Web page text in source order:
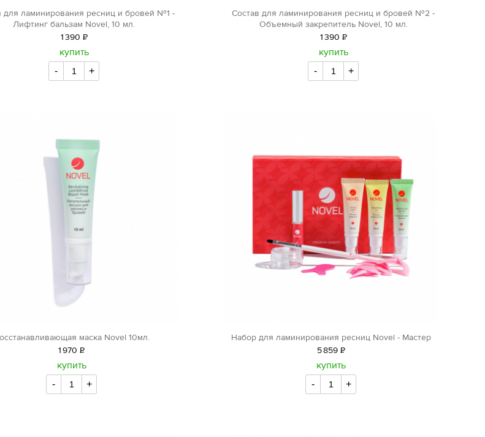
для ламинирования ресниц и бровей №1 -
Лифтинг бальзам Novel, 10 мл.
1390 Р
уб.
купить
- +
Состав для ламинирования ресниц и бровей №2 -
Объемный закрепитель Novel, 10 мл.
1390 Р
уб.
купить
- +
маска Novel 10мл.
1970 Р
уб.
купить
- +
Набор для ламинирования ресниц Novel - Мастер
5859 Р
уб.
купить
- +